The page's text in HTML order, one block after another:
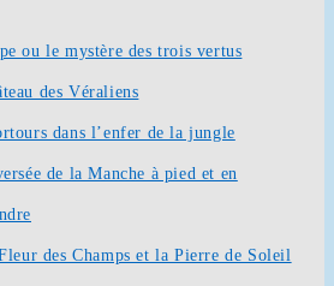
ou le mystère des trois vertus
des Véraliens
dans l’enfer de la jungle
de la Manche à pied et en
des Champs et la Pierre de Soleil